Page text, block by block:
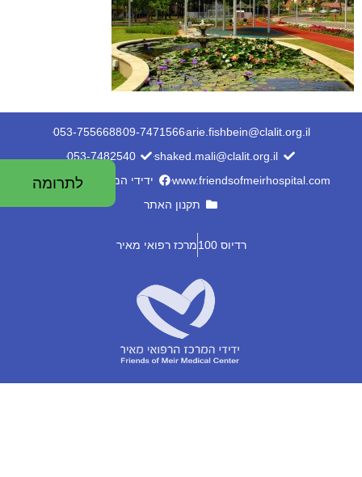
לתרומה
arie.fishbein@clalit.org.il
09-7471566
053-7556688
shaked.mali@clalit.org.il
053-7482540
www.friendsofmeirhospital.com
ידידי המרכז הרפואי מאיר
תקנון האתר
רדיוס 100 מרכז רפואי מאיר